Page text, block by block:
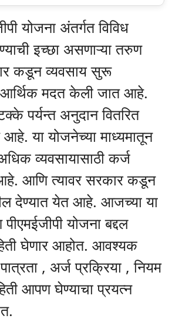
योजना अंतर्गत विविध
इच्छा असणाऱ्या तरुण
कडून व्यवसाय सुरू
आर्थिक मदत केली जात आहे.
पर्यन्त अनुदान वितरित
या योजनेच्या माध्यमातून
व्यवसायासाठी कर्ज
आणि त्यावर सरकार कडून
देण्यात येत आहे. आजच्या या
योजना बद्दल
घेणार आहोत. आवश्यक
, अर्ज प्रक्रिया , नियम
आपण घेण्याचा प्रयत्न